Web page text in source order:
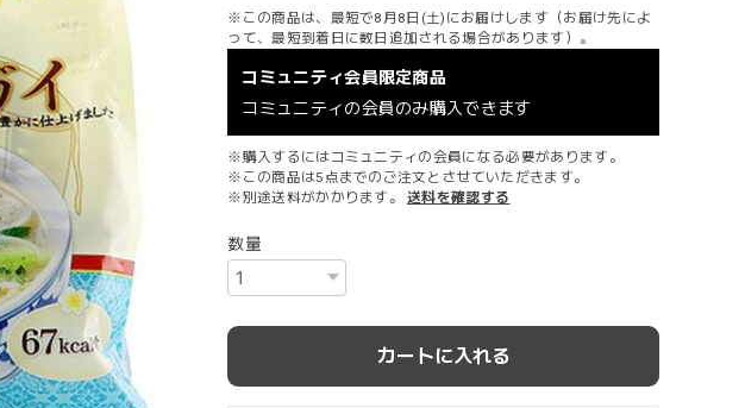
※この商品は、最短で8月8日(土)にお届けします（お届け先によ
って、最短到着日に数日追加される場合があります）。
コミュニティ会員限定商品
コミュニティの会員のみ購入できます
※購入するにはコミュニティの会員になる必要があります。
※この商品は5点までのご注文とさせていただきます。
※別途送料がかかります。
送料を確認する
数量
カートに入れる